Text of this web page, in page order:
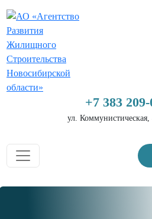
+7 383
ул.